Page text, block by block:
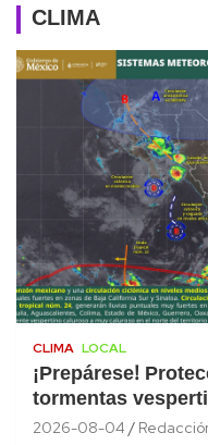
CLIMA
CLIMA LOCAL
¡Prepárese!
tormentas
2026-08-04